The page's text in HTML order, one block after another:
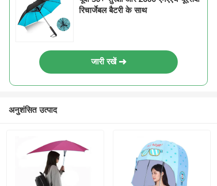
रिचार्जेबल बैटरी के साथ
जारी रखें
अनुशंसित उत्पाद